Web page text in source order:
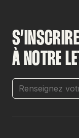
S’INSCRIRE
À NOTRE